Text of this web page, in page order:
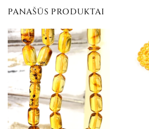
PANAŠŪS PRODUKTAI